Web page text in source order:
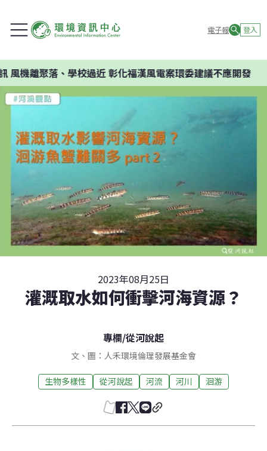
電子報 登入
聚落、學校過近 彰化福漢風電案環委建議不應開發
2023年08月25日
灌溉取水如何衝擊河海資源？
專欄/從河說起
文、圖：人禾環境倫理發展基金會
生物多樣性 從河說起 河流 河川 洄游